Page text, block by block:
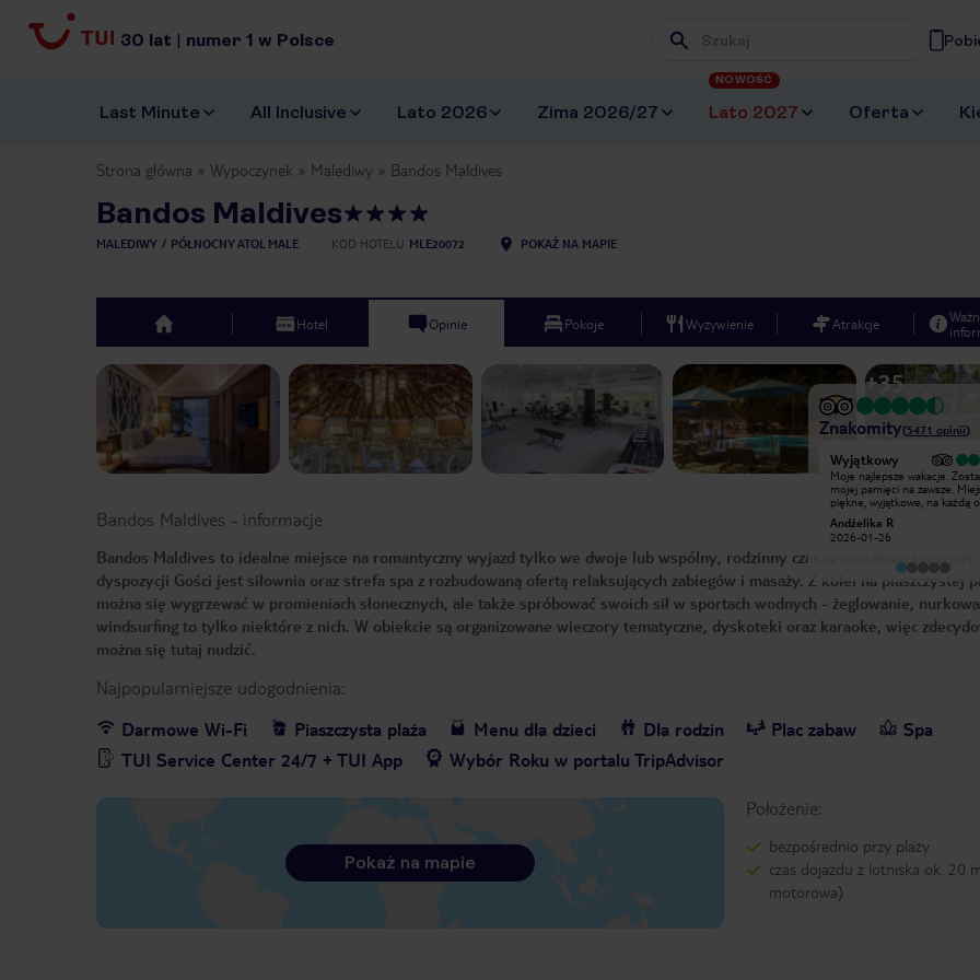
30 lat | numer 1 w Polsce Wpisz frazę, której szukasz
Last Minute All Inclusive Lato 2026 Zima 2026/27 Lato 2027
NOWOŚĆ
Oferta
Strona główna Wypoczynek Malediwy Bandos Maldives
Bandos Maldives
MALEDIWY PÓŁNOCNY ATOL MALE KOD HOTELU MLE20072 POKAŻ NA MAPIE
top Hotel Opinie Pokoje Wyżywienie Atrakcje
Previous slide +35
Znakomity(5471 opinii)
Wyjątkowy
Bardzo fajne miejsce, piękne plaże,
osoby dało się spokojnie mieszkać,
przydałoby się odświeżenie łazienki i
jakiś blat na kosmetyki bo jest tylko
umywalka i mała półeczka. Pokój
klimatyzowany, codziennie sprzątany,
wymieniane ręczniki łazienkowe i
plażowe, mini bar za free z opcją
Wyjątkowy
Moje najlepsze wakacje.
mojej pamięci na zawsze. Miejsce
piękne, wyjątkowe, na każdą
zasługuje na najwyższe uznanie.
Andżelika R
2026-01-26
Bandos Maldives - informacje
Bandos Maldives to idealne miejsce na romantyczny wyjazd tylko we dwoje lub wspólny, rodzinny czas w otoczeniu przyrody.
dyspozycji Gości jest siłownia oraz strefa spa z rozbudowaną ofertą relaksujących zabiegów i masaży. Z kolei na piaszczystej
można się wygrzewać w promieniach słonecznych, ale także spróbować swoich sił w sportach wodnych - żeglowanie,
windsurfing to tylko niektóre z nich. W obiekcie są organizowane wieczory tematyczne, dyskoteki oraz karaoke, więc
można się tutaj nudzić.
Najpopularniejsze udogodnienia:
Darmowe Wi-Fi
Piaszczysta plaża Menu dla dzieci Dla rodzin Plac zabaw
Spa
TUI Service Center 24/7 + TUI App
Wybór Roku w portalu TripAdvisor
Położenie:
bezpośrednio przy plaży
czas dojazdu z lotniska ok. 20
motorowa)
Pokaż na mapie